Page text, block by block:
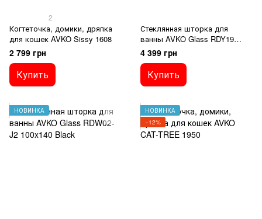
2
Когтеточка, домики, дряпка
для кошек AVKO Sissy 1608
2 799 грн
Купить
Стеклянная шторка для
ванны AVKO Glass RDY19
100x140 Satin Silver
4 399 грн
Купить
НОВИНКА
НОВИНКА
−12%